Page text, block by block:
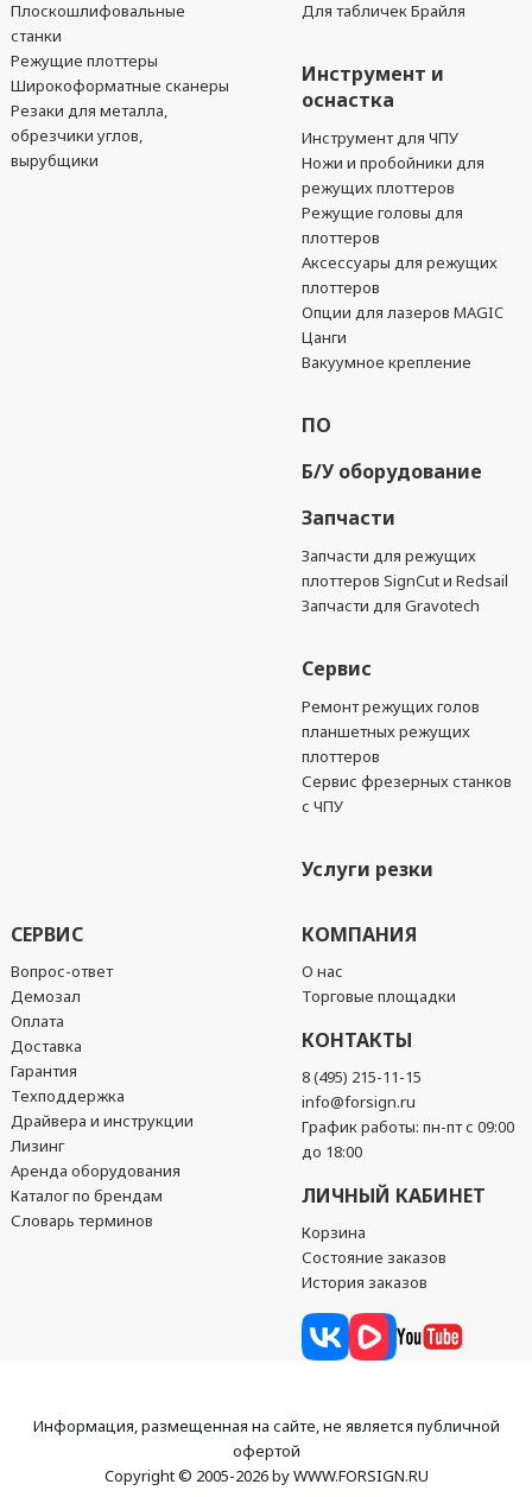
Плоскошлифовальные
станки
Режущие плоттеры
Широкоформатные сканеры
Резаки для металла,
обрезчики углов,
вырубщики
Для табличек Брайля
Инструмент и
оснастка
Инструмент для ЧПУ
Ножи и пробойники для
режущих плоттеров
Режущие головы для
плоттеров
Аксессуары для режущих
плоттеров
Опции для лазеров MAGIC
Цанги
Вакуумное крепление
ПО
Б/У оборудование
Запчасти
Запчасти для режущих
плоттеров SignCut и Redsail
Запчасти для Gravotech
Сервис
Ремонт режущих голов
планшетных режущих
плоттеров
Сервис фрезерных станков
с ЧПУ
Услуги резки
СЕРВИС
Вопрос-ответ
Демозал
Оплата
Доставка
Гарантия
Техподдержка
Драйвера и инструкции
Лизинг
Аренда оборудования
Каталог по брендам
Словарь терминов
КОМПАНИЯ
О нас
Торговые площадки
КОНТАКТЫ
8 (495) 215-11-15
info@forsign.ru
График работы: пн-пт с 09:00
до 18:00
ЛИЧНЫЙ КАБИНЕТ
Корзина
Состояние заказов
История заказов
Информация, размещенная на сайте, не является публичной
офертой
Copyright © 2005-2026 by WWW.FORSIGN.RU